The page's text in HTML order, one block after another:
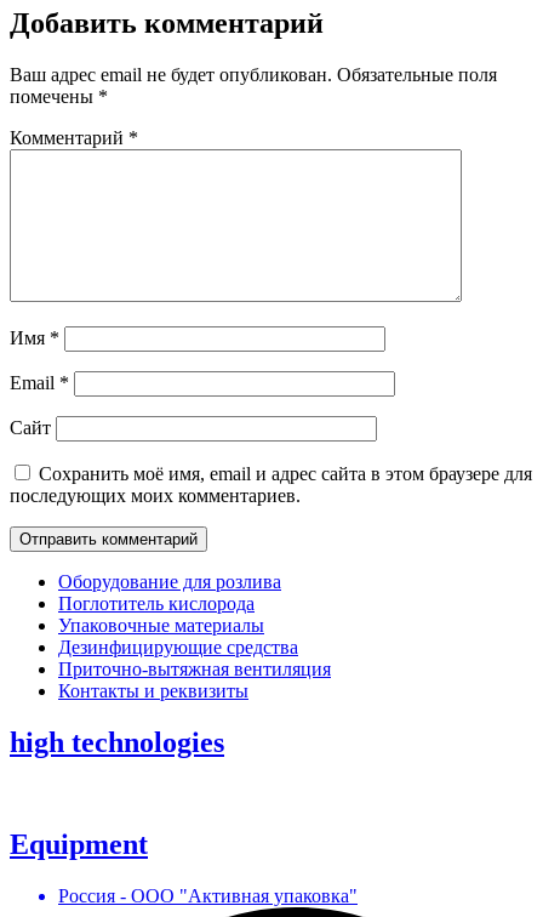
Добавить комментарий
Ваш адрес email не будет опубликован. Обязательные поля
помечены *
Комментарий *
Имя *
Email *
Сайт
Сохранить моё имя, email и адрес сайта в этом браузере для
последующих моих комментариев.
Оборудование для розлива
Поглотитель кислорода
Упаковочные материалы
Дезинфицирующие средства
Приточно-вытяжная вентиляция
Контакты и реквизиты
high technologies
Equipment
Россия - ООО "Активная упаковка"